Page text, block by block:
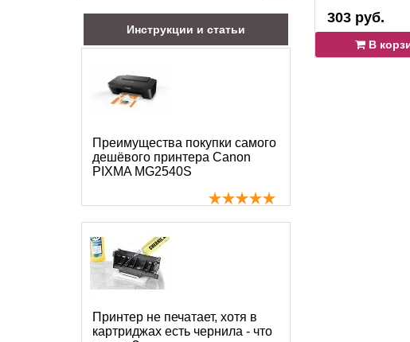
Инструкции и статьи
Преимущества покупки самого
дешёвого принтера Canon
PIXMA MG2540S
Принтер не печатает, хотя в
картриджах есть чернила - что
303 руб.
В